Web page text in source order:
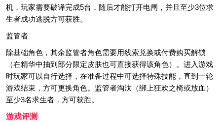
机，玩家需要破译完成5台，随后才能打开电闸，并且至少3位求
生者成功逃脱方可获胜。
监管者
除基础角色，其余监管者角色需要用线索兑换或付费购买解锁
（在精华中抽到部分限定皮肤也可直接获得该角色）。进入游戏
时玩家可以自行选择，在准备过程中可选择特殊技能，直到一轮
游戏结束，方可更换角色。监管者淘汰（绑上狂欢之椅或放血）
至少3名求生者，方可获胜。
游戏评测